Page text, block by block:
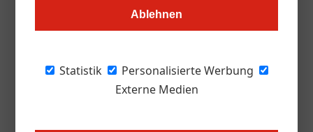
Ablehnen
Statistik
Personalisierte Werbung
Externe Medien
Lebensmittelhersteller in Stans in Tirol.
Position des Chief Marketing Officers (CMO)
A. Darbo AGübernommen und